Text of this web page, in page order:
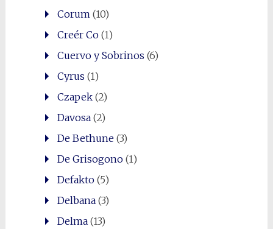
Corum (10)
Creér Co(1)
Cuervo y Sobrinos (6)
Cyrus (1)
Czapek(2)
Davosa(2)
De Bethune(3)
De Grisogono(1)
Defakto(5)
Delbana(3)
Delma(13)